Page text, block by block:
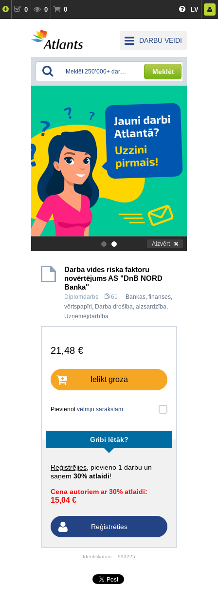
0 0 0 LV
DARBU VEIDI
Meklēt
. Aizvērt
Darba vides riska faktoru
novērtējums AS "DnB NORD
Banka"
Diplomdarbs 61
Bankas, finanses,
vērtspapīri, Darba drošība, aizsardzība,
Uzņēmējdarbība
21,48 €
Ielikt grozā
Pievienotvēlmju sarakstam
Gribi lētāk?
Reģistrējies , pievieno 1 darbu un
saņem 30% atlaidi!
Cena autoriem ar 30% atlaidi:
15,04 €
Reģistrēties
Identifikators: 993225